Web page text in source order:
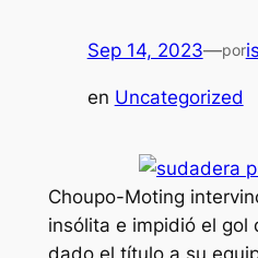
Sep 14, 2023—por
en Uncategorized
Choupo-Moting
insólita e impidió el gol